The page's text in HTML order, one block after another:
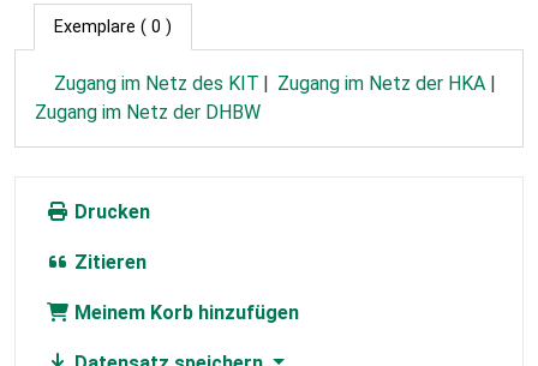
Exemplare ( 0 )
Zugang im Netz des KIT
Zugang im Netz der HKA
Zugang im Netz der DHBW
Drucken
Zitieren
Meinem Korb hinzufügen